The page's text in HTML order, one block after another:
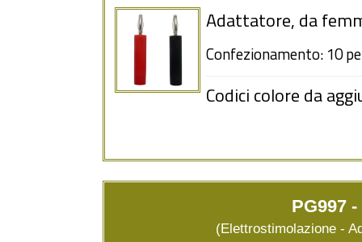
Adattatore, da
Confezionamento: 10
Codici colore da
PG997
(Elettrostimolazione -